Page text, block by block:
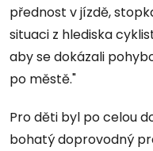
přednost v jízdě,
situaci z hlediska
aby se dokázali
po městě."
Pro děti byl po celou
bohatý doprovodný